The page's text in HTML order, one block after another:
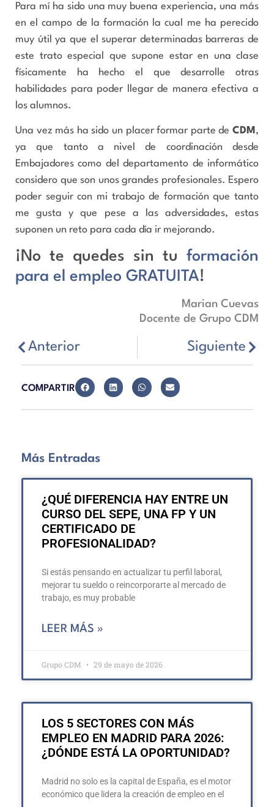
Para mí ha sido una muy buena experiencia, una más
en el campo de la formación la cual me ha perecido
muy útil ya que el superar determinadas barreras de
este trato especial que supone estar en una clase
físicamente ha hecho el que desarrolle otras
habilidades para poder llegar de manera efectiva a
los alumnos.
Una vez más ha sido un placer formar parte de CDM ,
ya que tanto a nivel de coordinación desde
Embajadores como del departamento de informático
considero que son unos grandes profesionales. Espero
poder seguir con mi trabajo de formación que tanto
me gusta y que pese a las adversidades, estas
suponen un reto para cada día ir mejorando.
¡No te quedes sin tu formación
para el empleo GRATUITA!
Marian Cuevas
Docente de Grupo CDM
Anterior Siguiente
COMPARTIR
Más Entradas
¿QUÉ DIFERENCIA HAY ENTRE UN
CURSO DEL SEPE, UNA FP Y UN
CERTIFICADO DE
PROFESIONALIDAD?
Si estás pensando en actualizar tu perfil laboral,
mejorar tu sueldo o reincorporarte al mercado de
trabajo, es muy probable
LEER MÁS »
Grupo CDM 29 de mayo de 2026
LOS 5 SECTORES CON MÁS
EMPLEO EN MADRID PARA 2026:
¿DÓNDE ESTÁ LA OPORTUNIDAD?
Madrid no solo es la capital de España, es el motor
económico que lidera la creación de empleo en el